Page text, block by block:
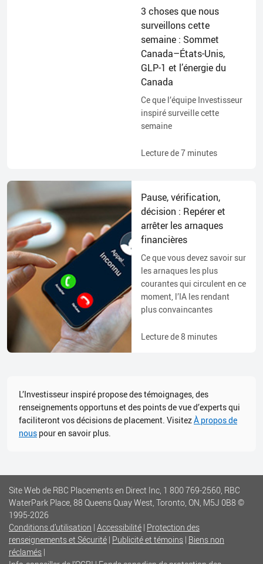
3 choses que nous
surveillons cette
semaine : Sommet
Canada–États-Unis,
GLP-1 et l’énergie du
Canada
Ce que l’équipe Investisseur
inspiré surveille cette
semaine
Lecture de7 minutes
Pause, vérification,
décision : Repérer et
arrêter les arnaques
financières
Ce que vous devez savoir sur
les arnaques les plus
courantes qui circulent en ce
moment, l’IA les rendant
plus convaincantes
Lecture de8 minutes
L’Investisseur inspiré propose des témoignages, des
renseignements opportuns et des points de vue d’experts qui
faciliteront vos décisions de placement. VisitezÀ propos de
nous pour en savoir plus.
Site Web de RBC Placements en Direct Inc, 1 800 769-2560, RBC
WaterPark Place, 88 Queens Quay West, Toronto, ON, M5J 0B8 ©
1995-2026
Conditions d’utilisation | Accessibilité | Protection des
renseignements et Sécurité | Publicité et témoins | Biens non
réclamés |